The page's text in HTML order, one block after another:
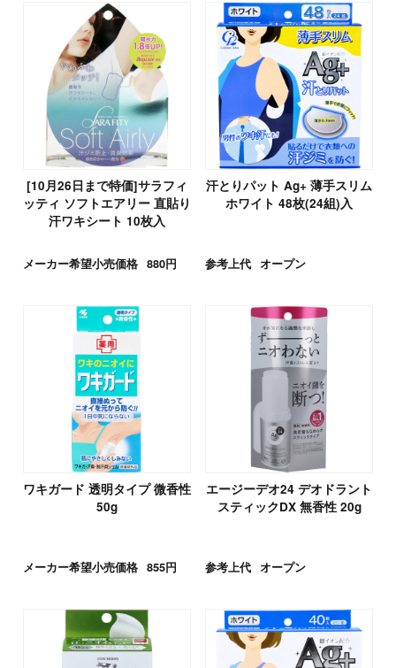
[10月26日まで特価]サラフィ
ッティ ソフトエアリー 直貼り
汗ワキシート 10枚入
メーカー希望小売価格 880円
汗とりパット Ag+ 薄手スリム
ホワイト 48枚(24組)入
参考上代 オープン
ワキガード 透明タイプ 微香性
50g
メーカー希望小売価格 855円
エージーデオ24 デオドラント
スティックDX 無香性 20g
参考上代 オープン